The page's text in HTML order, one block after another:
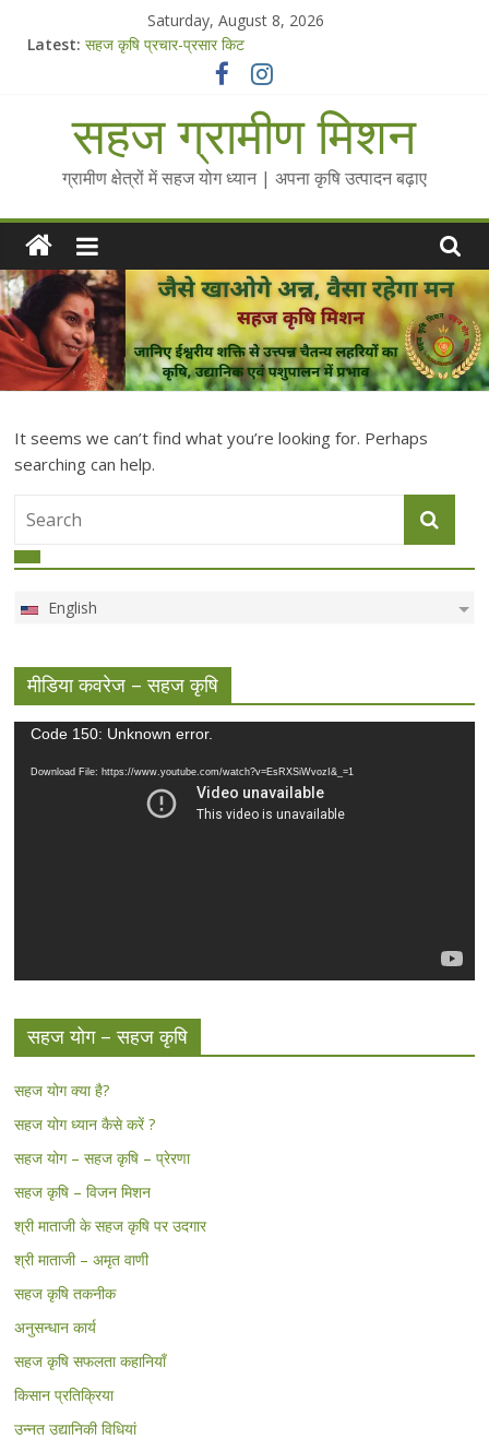
Saturday, August 8, 2026
Latest: सहज कृषि प्रचार-प्रसार किट
Standee Designs @ 2025 for Sahaj Krishi Promotions
Chalo Gaon Ki Or Abhiyaan - 2025-26
Collected Talks on Vibrated Water
सहज ग्रामीण मिशन
ग्रामीण क्षेत्रों में सहज योग ध्यान | अपना कृषि उत्पादन बढ़ाए
It seems we can’t find what you’re looking for. Perhaps
searching can help.
English
मीडिया कवरेज – सहज कृषि
Video
Code 150: Unknown error.
Download File: https://www.youtube.com/watch?v=EsRXSiWvozI&_=1
सहज योग – सहज कृषि
सहज योग क्या है?
सहज योग ध्यान कैसे करें ?
सहज योग – सहज कृषि – प्रेरणा
सहज कृषि – विजन मिशन
श्री माताजी के सहज कृषि पर उदगार
श्री माताजी – अमृत वाणी
सहज कृषि तकनीक
अनुसन्धान कार्य
सहज कृषि सफलता कहानियाँ
किसान प्रतिक्रिया
उन्नत उद्यानिकी विधियां